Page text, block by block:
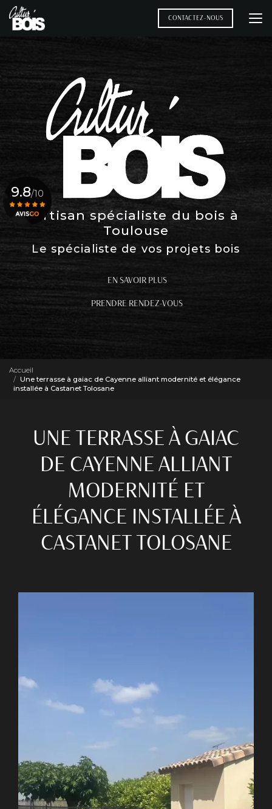
Aller
au
contenu
CONTACTEZ-NOUS
Artisan spécialiste du bois à
Toulouse
Le spécialiste de vos projets bois
EN SAVOIR PLUS
PRENDRE RENDEZ-VOUS
9.8/10
Accueil
Une terrasse à gaiac de Cayenne alliant modernité et élégance
installée à Castanet Tolosane
UNE TERRASSE À GAIAC
DE CAYENNE ALLIANT
MODERNITÉ ET
ÉLÉGANCE INSTALLÉE À
CASTANET TOLOSANE